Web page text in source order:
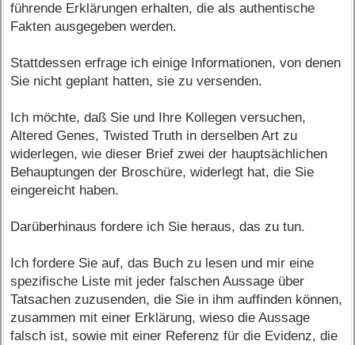
führende Erklärungen erhalten, die als authentische
Fakten ausgegeben werden.
Stattdessen erfrage ich einige Informationen, von denen
Sie nicht geplant hatten, sie zu versenden.
Ich möchte, daß Sie und Ihre Kollegen versuchen,
Altered Genes, Twisted Truth in derselben Art zu
widerlegen, wie dieser Brief zwei der hauptsächlichen
Behauptungen der Broschüre, widerlegt hat, die Sie
eingereicht haben.
Darüberhinaus fordere ich Sie heraus, das zu tun.
Ich fordere Sie auf, das Buch zu lesen und mir eine
spezifische Liste mit jeder falschen Aussage über
Tatsachen zuzusenden, die Sie in ihm auffinden können,
zusammen mit einer Erklärung, wieso die Aussage
falsch ist, sowie mit einer Referenz für die Evidenz, die